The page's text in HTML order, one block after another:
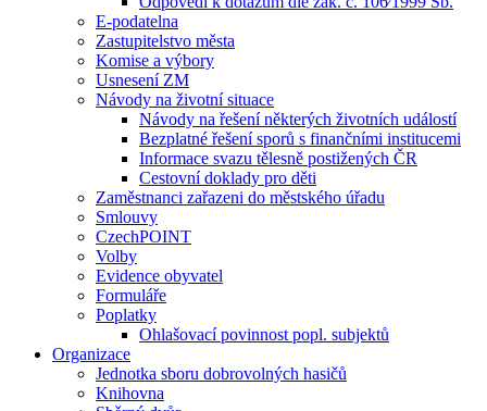
E-podatelna
Zastupitelstvo města
Komise a výbory
Usnesení ZM
Návody na životní situace
Návody na řešení některých životních událostí
Bezplatné řešení sporů s finančními institucemi
Informace svazu tělesně postižených ČR
Cestovní doklady pro děti
Zaměstnanci zařazeni do městského úřadu
Smlouvy
CzechPOINT
Volby
Evidence obyvatel
Formuláře
Poplatky
Ohlašovací povinnost popl. subjektů
Organizace
Jednotka sboru dobrovolných hasičů
Knihovna